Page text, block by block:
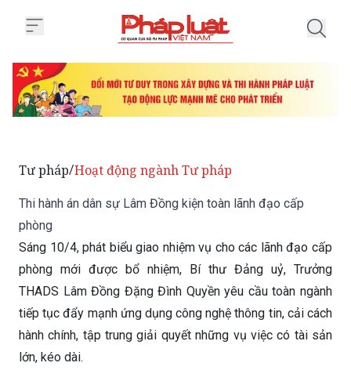
Tư pháp/Hoạt động ngành Tư pháp
Thi hành án dân sự Lâm Đồng kiện toàn lãnh đạo cấp
phòng
Sáng 10/4, phát biểu giao nhiệm vụ cho các lãnh đạo cấp
phòng mới được bổ nhiệm, Bí thư Đảng uỷ, Trưởng
THADS Lâm Đồng Đặng Đình Quyền yêu cầu toàn ngành
tiếp tục đẩy mạnh ứng dụng công nghệ thông tin, cải cách
hành chính, tập trung giải quyết những vụ việc có tài sản
lớn, kéo dài.